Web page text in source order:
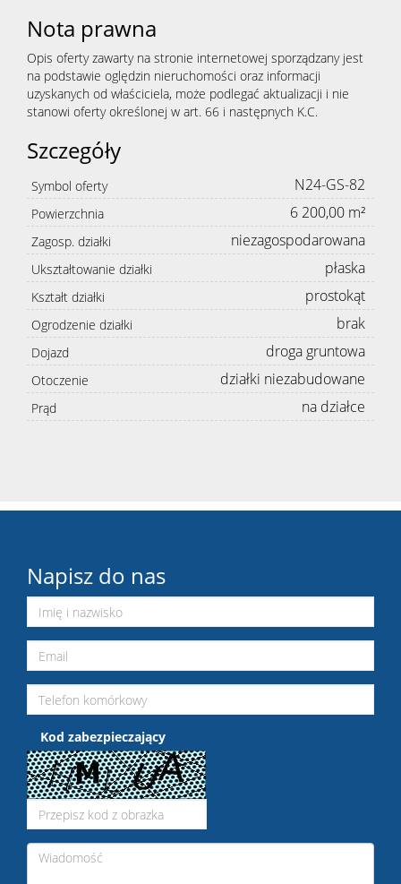
Nota prawna
Opis oferty zawarty na stronie internetowej sporządzany jest
na podstawie oględzin nieruchomości oraz informacji
uzyskanych od właściciela, może podlegać aktualizacji i nie
stanowi oferty określonej w art. 66 i następnych K.C.
Szczegóły
Symbol oferty N24-GS-82
Powierzchnia 6 200,00 m²
Zagosp. działki niezagospodarowana
Ukształtowanie działki płaska
Kształt działki prostokąt
Ogrodzenie działki brak
Dojazd droga gruntowa
Otoczenie działki niezabudowane
Prąd na działce
Napisz do nas
Kod zabezpieczający